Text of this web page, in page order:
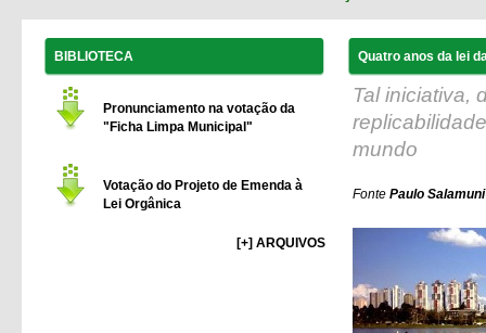
BIBLIOTECA
Pronunciamento na votação da
"Ficha Limpa Municipal"
Votação do Projeto de Emenda à
Lei Orgânica
[+] ARQUIVOS
Quatro anos da lei
Tal iniciativa,
mundo
Fonte Paulo